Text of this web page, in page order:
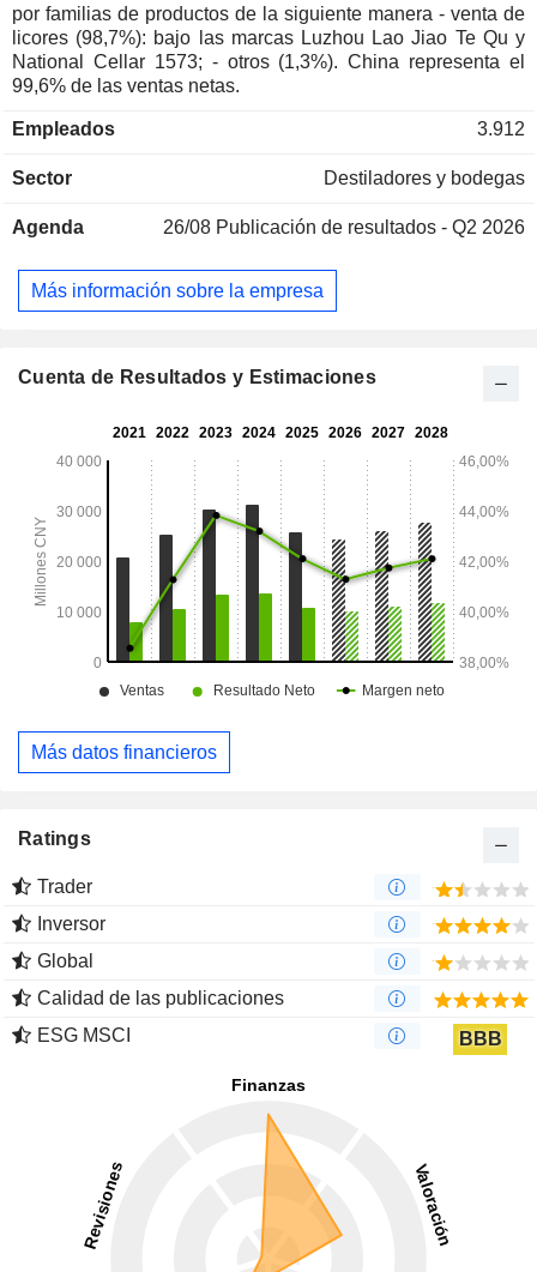
por familias de productos de la siguiente manera - venta de
licores (98,7%): bajo las marcas Luzhou Lao Jiao Te Qu y
National Cellar 1573; - otros (1,3%). China representa el
99,6% de las ventas netas.
Empleados 3.912
Sector Destiladores y bodegas
Agenda 26/08 Publicación de resultados - Q2 2026
Más información sobre la empresa
Cuenta de Resultados y Estimaciones
Más datos financieros
Ratings
Trader
Inversor
Global
Calidad de las publicaciones
ESG MSCI
BBB